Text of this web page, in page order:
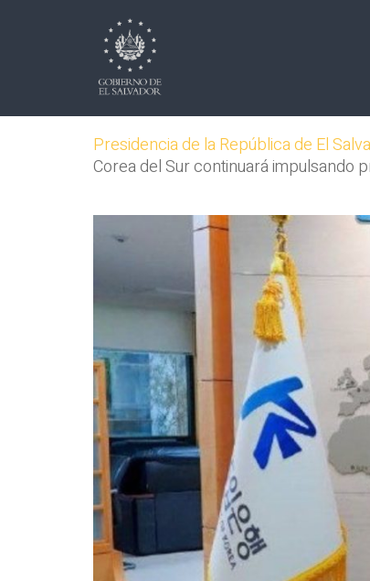
Presidencia de la República de El
Corea del Sur continuará impulsando